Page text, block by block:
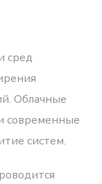
сред
Облачные
современные
систем.